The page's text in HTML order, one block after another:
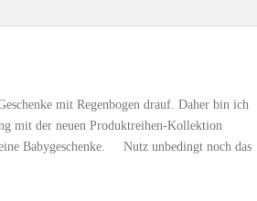
mit Regenbogen drauf. Daher bin ich
mit der neuen Produktreihen-Kollektion
Babygeschenke. Nutz unbedingt noch das